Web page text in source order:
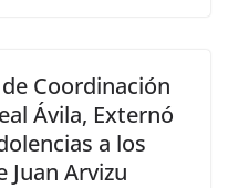
Coordinación
Ávila, Externó
a los
Juan Arvizu